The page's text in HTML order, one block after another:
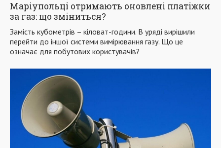
Маріупольці отримають оновлені платіжки
за газ: що зміниться?
Замість кубометрів – кіловат-години. В уряді вирішили
перейти до іншої системи вимірювання газу. Що це
означає для побутових користувачів?